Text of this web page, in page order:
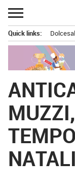
Passa
al
contenuto
principale
Quick links: